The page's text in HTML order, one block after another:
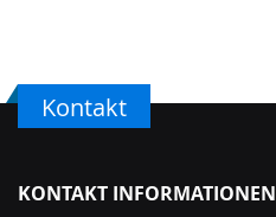
Kontakt
KONTAKT INFORMATIONEN